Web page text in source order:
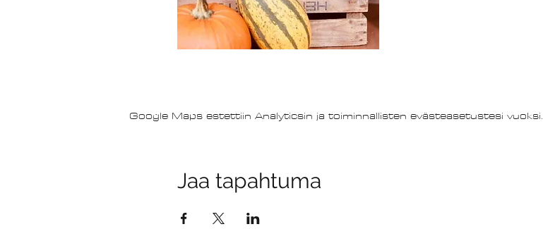
Google Maps estettiin Analyticsin ja toiminnallisten evästeasetustesi vuoksi.
Jaa tapahtuma